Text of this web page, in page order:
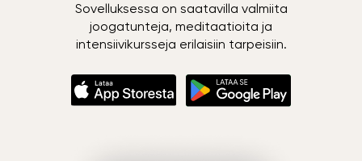
Sovelluksessa on saatavilla valmiita
joogatunteja, meditaatioita ja
intensiivikursseja erilaisiin tarpeisiin.